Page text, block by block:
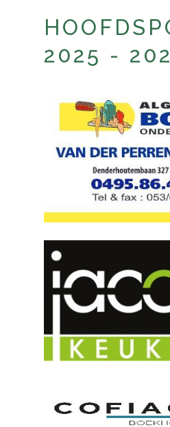
2025 -